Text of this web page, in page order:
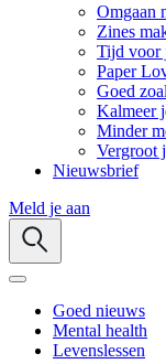
Omgaan
Zines
Tijd voor
Paper
Goed
Kalmeer
Minder
Vergroot
Nieuwsbrief
Meld je aan
Goed nieuws
Mental health
Levenslessen